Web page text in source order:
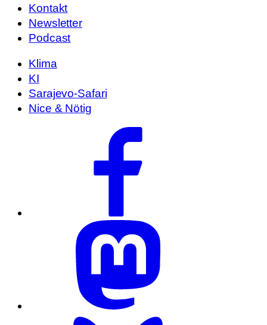
Kontakt
Newsletter
Podcast
Klima
KI
Sarajevo-Safari
Nice & Nötig